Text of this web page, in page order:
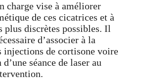
charge vise à améliorer
de ces cicatrices et à
plus discrètes possibles. Il
d’associer à la
injections de cortisone voire
séance de laser au